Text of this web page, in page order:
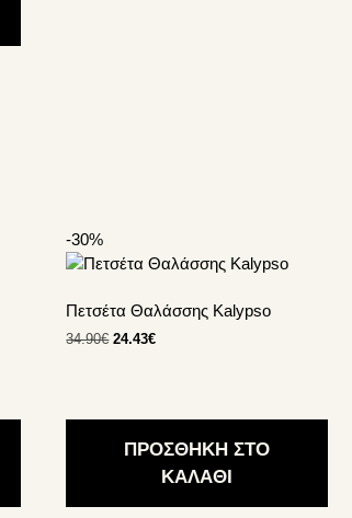
-30%
Πετσέτα Θαλάσσης Kalypso
34.90€ Original
24.43€Η
24.43€.
ΠΡΟΣΘΗΚΗ ΣΤΟ
ΚΑΛΑΘΙ